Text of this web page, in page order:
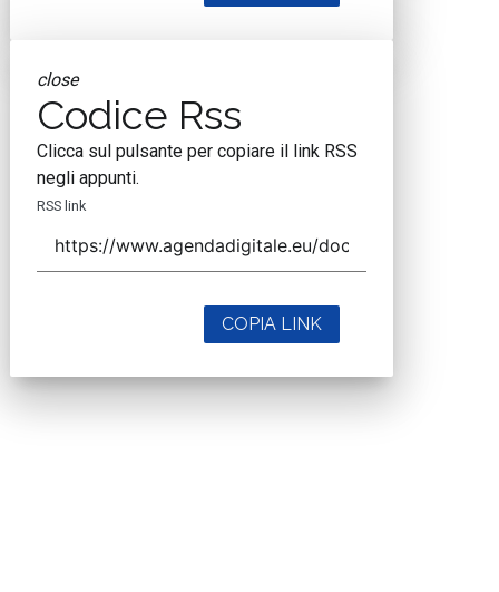
close
Codice Rss
Clicca sul pulsante per copiare il link RSS
negli appunti.
RSS link
COPIA LINK